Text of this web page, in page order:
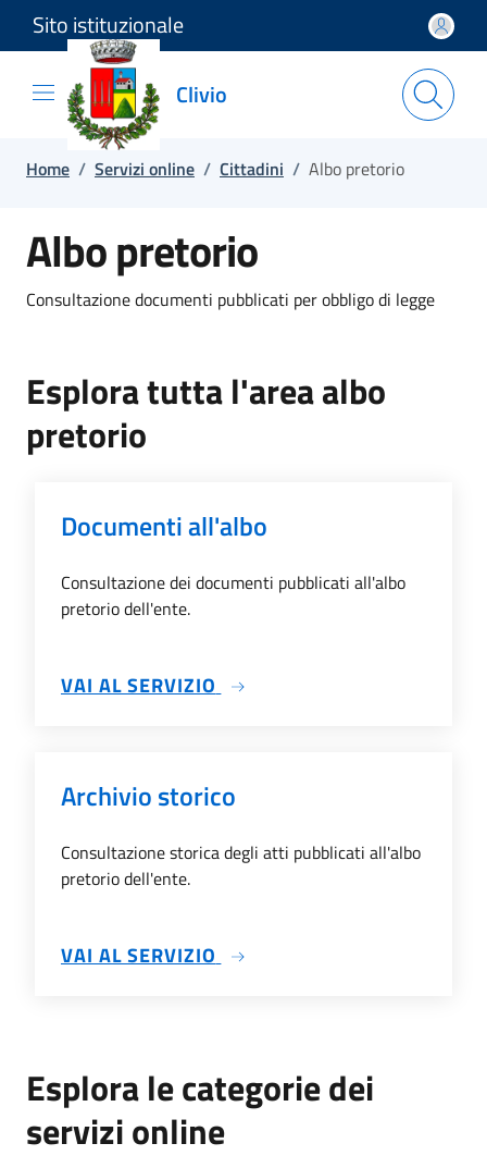
Salta e vai al contenuto
Salta e vai al footer
Sito istituzionale
Clivio
Home / Servizi online / Cittadini / Albo pretorio
Albo pretorio
Consultazione documenti pubblicati per obbligo di legge
Esplora tutta l'area albo
pretorio
Documenti all'albo
Consultazione dei documenti pubblicati all'albo
pretorio dell'ente.
VAI AL SERVIZIO SU DOCUMENTI ALL'ALBO
Archivio storico
Consultazione storica degli atti pubblicati all'albo
pretorio dell'ente.
VAI AL SERVIZIO SU ARCHIVIO STORICO
Esplora le categorie dei
servizi online